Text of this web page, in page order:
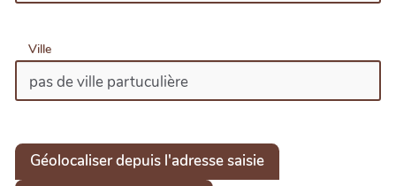
Ville
Géolocaliser depuis l'adresse saisie